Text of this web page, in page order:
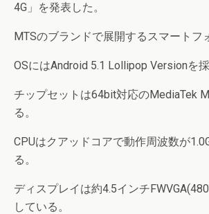
4G」を発表した。
MTSのブランドで展開するスマートフ
OSにはAndroid 5.1 Lollipop Versionを
チップセットは64bit対応のMediaTek
る。
CPUはクアッドコアで動作周波数が
る。
ディスプレイは約4.5インチ
している。